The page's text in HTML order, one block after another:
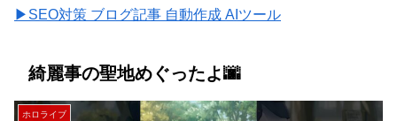
▶SEO対策 ブログ記事 自動作成 AIツール
綺麗事の聖地めぐったよ🌆
ホロライブ